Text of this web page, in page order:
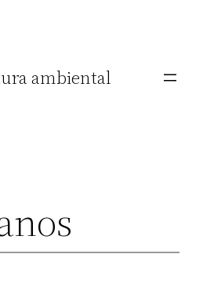
ambiental